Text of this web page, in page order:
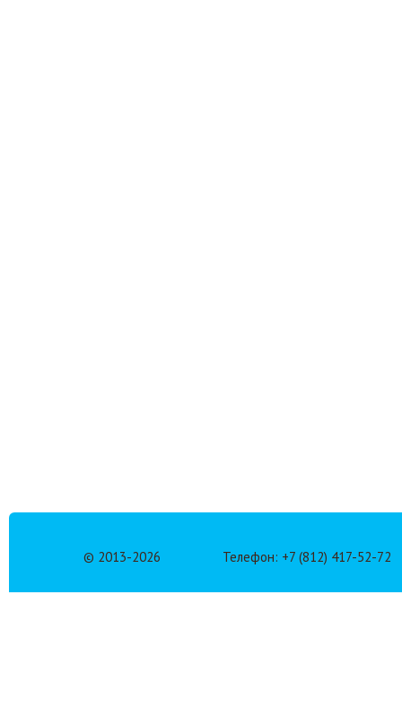
© 2013-2026 Телефон: +7 (812) 417-52-72